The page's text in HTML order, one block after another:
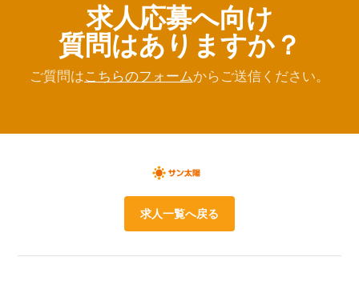
求人応募へ向け
質問はありますか？
ご質問はこちらのフォームからご送信ください。
求人一覧へ戻る